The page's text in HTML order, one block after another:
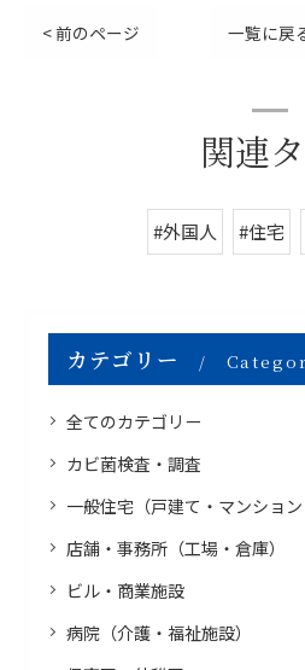
< 前のページ 一覧に戻
関連
#外国人 #住宅
カテゴリー
全てのカテゴリー
カビ菌検査・調査
一般住宅（戸建て・マンション
店舗・事務所（工場・倉庫）
ビル・商業施設
病院（介護・福祉施設）